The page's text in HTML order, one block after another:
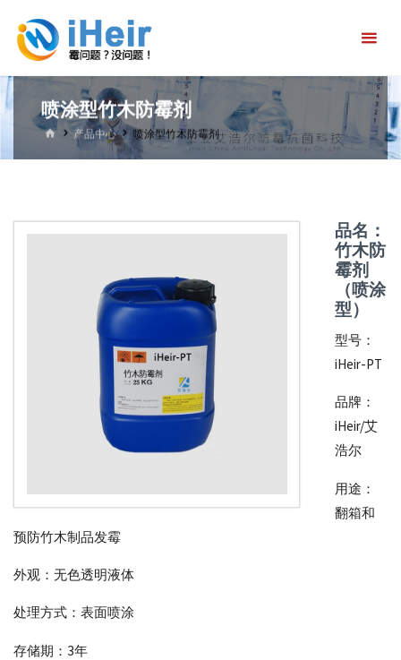
内
容。
尔
防
霉
抗
科
官
方
首
防
剂
_
喷涂型竹木防霉剂
首 产品中心 喷涂型竹木防霉剂
品名：
竹木防
霉剂
（喷涂
型）
型号：
iHeir-PT
品牌：
iHeir/艾
浩尔
用途：
翻箱和
预防竹木制品发霉
外观：无色透明液体
处理方式：表面喷涂
存储期：3年